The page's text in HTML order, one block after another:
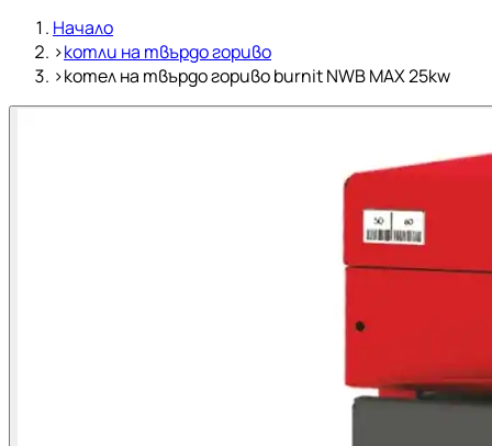
Начало
›котли на твърдо гориво
›котел на твърдо гориво burnit NWB MAX 25kw